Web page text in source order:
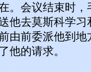
。会议结束时
他去莫斯科学
由前委派他到
他的请求。